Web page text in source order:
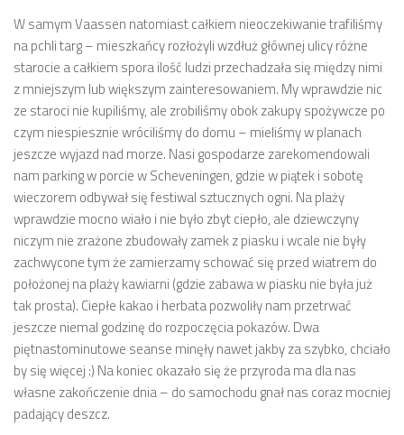
W samym Vaassen natomiast całkiem nieoczekiwanie trafiliśmy
na pchli targ – mieszkańcy rozłożyli wzdłuż głównej ulicy różne
starocie a całkiem spora ilość ludzi przechadzała się między nimi
z mniejszym lub większym zainteresowaniem. My wprawdzie nic
ze staroci nie kupiliśmy, ale zrobiliśmy obok zakupy spożywcze po
czym niespiesznie wróciliśmy do domu – mieliśmy w planach
jeszcze wyjazd nad morze. Nasi gospodarze zarekomendowali
nam parking w porcie w Scheveningen, gdzie w piątek i sobotę
wieczorem odbywał się festiwal sztucznych ogni. Na plaży
wprawdzie mocno wiało i nie było zbyt ciepło, ale dziewczyny
niczym nie zrażone zbudowały zamek z piasku i wcale nie były
zachwycone tym że zamierzamy schować się przed wiatrem do
położonej na plaży kawiarni (gdzie zabawa w piasku nie była już
tak prosta). Ciepłe kakao i herbata pozwoliły nam przetrwać
jeszcze niemal godzinę do rozpoczęcia pokazów. Dwa
piętnastominutowe seanse minęły nawet jakby za szybko, chciało
by się więcej :) Na koniec okazało się że przyroda ma dla nas
własne zakończenie dnia – do samochodu gnał nas coraz mocniej
padający deszcz.